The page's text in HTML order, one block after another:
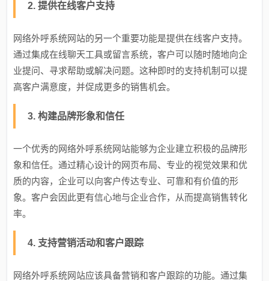
2. 提供在线客户支持
网络外呼系统网站的另一个重要功能是提供在线客户支持。
通过集成在线聊天工具或留言系统，客户可以随时随地向企
业提问、寻求帮助或解决问题。这种即时的支持机制可以提
高客户满意度，并促成更多的销售机会。
3. 构建品牌形象和信任
一个优秀的网络外呼系统网站能够为企业建立积极的品牌形
象和信任。通过精心设计的网页布局、专业的视觉效果和优
质的内容，企业可以向客户传达专业、可靠和有价值的形
象。客户会因此更有信心地与企业合作，从而提高销售转化
率。
4. 支持营销活动和客户跟踪
网络外呼系统网站应该具备营销和客户跟踪的功能。通过集